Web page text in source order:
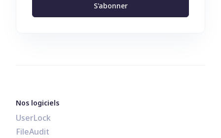
S'abonner
Nos logiciels
UserLock
FileAudit